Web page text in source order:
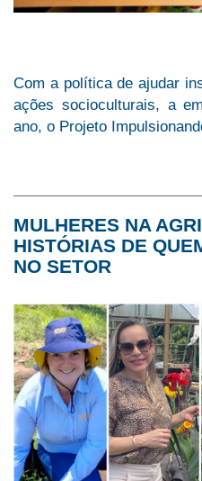
Com a política de ajudar
ações socioculturais, a
ano, o Projeto
MULHERES NA
HISTÓRIAS DE
NO SETOR